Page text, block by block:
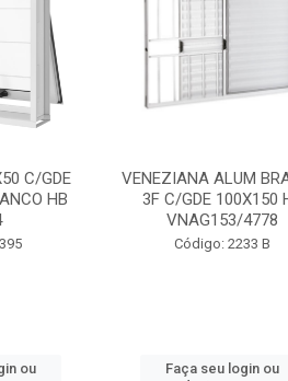
BRANCO
HB
B
ou
PORTA LAMINADA
85X215 DIR MIX HB
Código: 2391
Faça seu login ou